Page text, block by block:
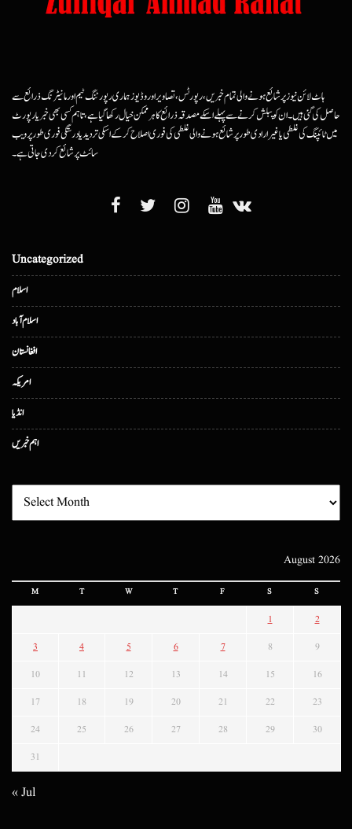
ہاٹ لائن نیوز پر شائع ہونے والی تمام خبریں، رپورٹس، تصاویر اور وڈیوز ہماری رپورٹنگ ٹیم اور مانیٹرنگ ذرائع سے
حاصل کی گئی ہیں۔ ان کو پبلش کرنے سے پہلے اسکے مصدقہ ذرائع کا ہرممکن خیال رکھا گیا ہے، تاہم کسی بھی خبر یا رپورٹ
میں ٹائپنگ کی غلطی یا غیرارادی طور پر شائع ہونے والی غلطی کی فوری اصلاح کرکے اسکی تردید یا درستگی فوری طور پر ویب
سائٹ پر شائع کردی جاتی ہے۔
Uncategorized
اسلام
اسلام آباد
افغانستان
امریکہ
انڈیا
اہم خبریں
August 2026
M T W T F S S
1 2
3 4 5 6 7 8 9
10 11 12 13 14 15 16
17 18 19 20 21 22 23
24 25 26 27 28 29 30
31
« Jul